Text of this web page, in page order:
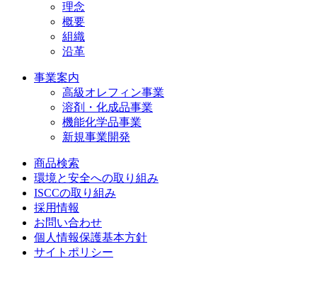
理念
概要
組織
沿革
事業案内
高級オレフィン事業
溶剤・化成品事業
機能化学品事業
新規事業開発
商品検索
環境と安全への取り組み
ISCCの取り組み
採用情報
お問い合わせ
個人情報保護基本方針
サイトポリシー